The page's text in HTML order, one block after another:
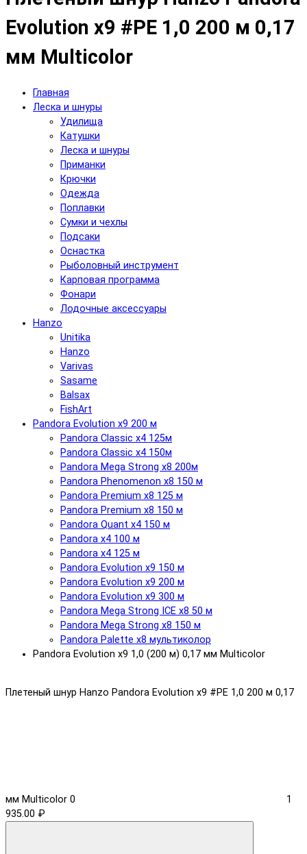
Evolution x9 #PE 1,0 200 м 0,17
мм Multicolor
Главная
Леска и шнуры
Удилища
Катушки
Леска и шнуры
Приманки
Крючки
Одежда
Поплавки
Сумки и чехлы
Подсаки
Оснастка
Рыболовный инструмент
Карповая программа
Фонари
Лодочные аксессуары
Hanzo
Unitika
Hanzo
Varivas
Sasame
Balsax
FishArt
Pandora Evolution x9 200 м
Pandora Classic x4 125м
Pandora Classic x4 150м
Pandora Mega Strong x8 200м
Pandora Phenomenon x8 150 м
Pandora Premium x8 125 м
Pandora Premium x8 150 м
Pandora Quant x4 150 м
Pandora x4 100 м
Pandora x4 125 м
Pandora Evolution x9 150 м
Pandora Evolution x9 200 м
Pandora Evolution x9 300 м
Pandora Mega Strong ICE x8 50 м
Pandora Mega Strong x8 150 м
Pandora Palette x8 мультиколор
Pandora Evolution x9 1,0 (200 м) 0,17 мм Multicolor
Плетеный шнур Hanzo Pandora Evolution x9 #PE 1,0 200 м 0,17
мм Multicolor 0
1
935.00 ₽